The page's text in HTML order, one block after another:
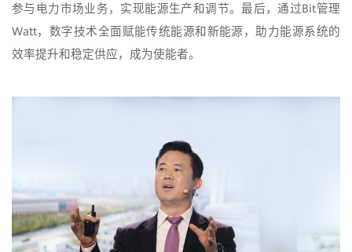
参与电力市场业务，实现能源生产和调节。最后，通过Bit管理
Watt，数字技术全面赋能传统能源和新能源，助力能源系统的
效率提升和稳定供应，成为使能者。